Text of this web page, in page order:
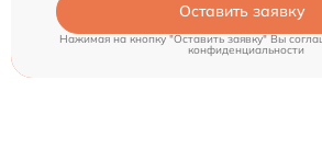
Оставить заявку
Нажимая на кнопку "Оставить заявку" Вы
конфиденциальности